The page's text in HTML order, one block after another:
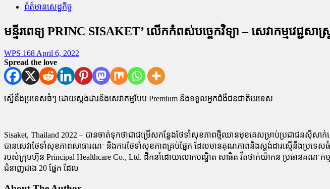
ព័ត៌មានសេដ្ឋកិច្ច
មន្ទីរពេទ្យ PRINC SISAKET’ លើកកំពស់បច្ចេកវិទ្យា – សេវាកម្មវេជ្ជសាស្រ្
WPS 168 April 6, 2022
Spread the love
ស្នើនឹងប្រទេសធំៗ ដោយស្តង់ដារនិងសេវាកម្មបែប Premium និងទទួលអ្នកជំងឺជនជាតិបរទេស
Sisaket, Thailand 2022 – បានចាត់ទុកថាជាជម្រើសកន្លែងថែទាំសុខភាពថ្មីឈានមុខគេសម្រាប់ប្រជាជន
បានសេវាថែទាំសុខភាពសាធារណៈ និងការថែទាំសុខភាពគ្រប់ផ្នែក ដែលមានគុណភាពនិងស្តង់ដារស្មើនឹងប្រទេ
របស់ក្រុមហ៊ុន Principal Healthcare Co., Ltd. ដឹកនាំដោយលោកបណ្ឌិត សាធិត វីតថាក់យ៉ាកន ប្រធានគណៈកម្ម
ជំនាញជាង 20 ផ្នែក ដែល